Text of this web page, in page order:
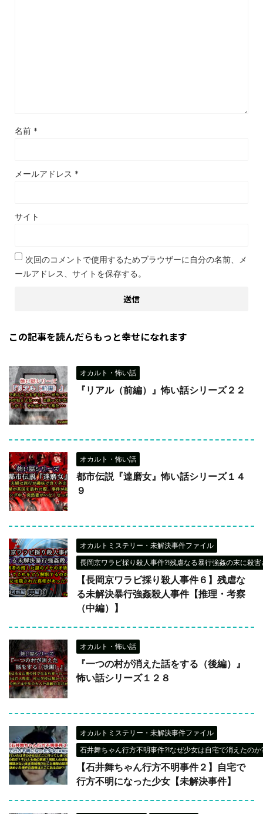
名前 *
メールアドレス *
サイト
次回のコメントで使用するためブラウザーに自分の名前、メ
ールアドレス、サイトを保存する。
この記事を読んだらもっと幸せになれます
オカルト・怖い話
『リアル（前編）』怖い話シリーズ２２
オカルト・怖い話
都市伝説『達磨女』怖い話シリーズ１４
９
オカルトミステリー・未解決事件ファイル
長岡京ワラビ採り殺人事件?!残虐なる暴行強姦の末に殺
【長岡京ワラビ採り殺人事件６】残虐な
る未解決暴行強姦殺人事件【推理・考察
（中編）】
オカルト・怖い話
『一つの村が消えた話をする（後編）』
怖い話シリーズ１２８
オカルトミステリー・未解決事件ファイル
石井舞ちゃん行方不明事件?!なぜ少女は自宅で消えたのか
【石井舞ちゃん行方不明事件２】自宅で
行方不明になった少女【未解決事件】